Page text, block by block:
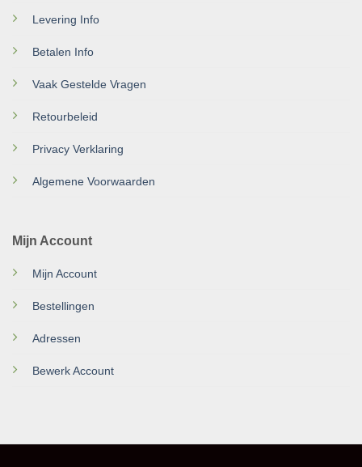
Levering Info
Betalen Info
Vaak Gestelde Vragen
Retourbeleid
Privacy Verklaring
Algemene Voorwaarden
Mijn Account
Mijn Account
Bestellingen
Adressen
Bewerk Account